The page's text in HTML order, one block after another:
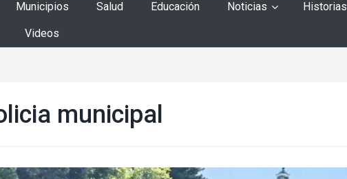
Municipios Salud Educación Noticias Historias
Videos
municipal